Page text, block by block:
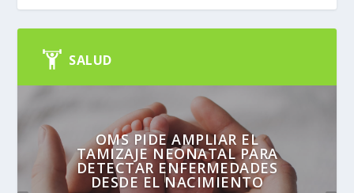
SALUD
OMS PIDE AMPLIAR EL
TAMIZAJE NEONATAL PARA
DETECTAR ENFERMEDADES
DESDE EL NACIMIENTO